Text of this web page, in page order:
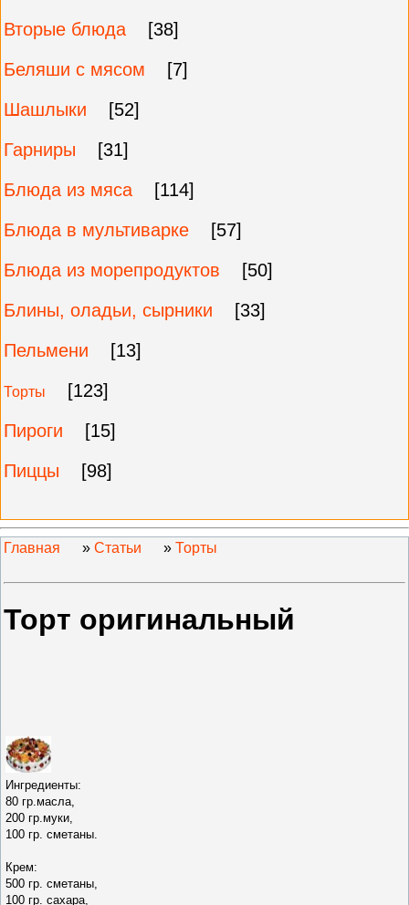
Вторые блюда
[38]
Беляши с мясом
[7]
Шашлыки
[52]
Гарниры
[31]
Блюда из мяса
[114]
Блюда в мультиварке
[57]
Блюда из морепродуктов
[50]
Блины, оладьи, сырники
[33]
Пельмени
[13]
Торты
[123]
Пироги
[15]
Пиццы
[98]
Главная » Статьи » Торты
Торт оригинальный
Ингредиенты:
80 гр.масла,
200 гр.муки,
100 гр. сметаны.
Крем:
500 гр. сметаны,
100 гр. сахара,